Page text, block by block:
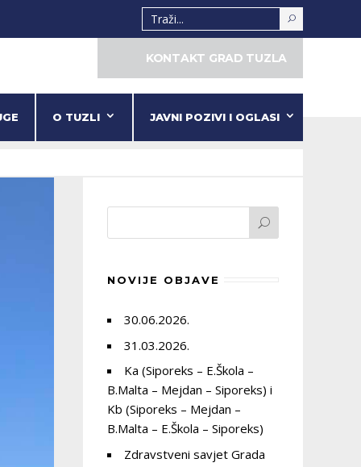
KONTAKT GRAD TUZLA
O TUZLI JAVNI POZIVI I OGLASI
NOVIJE OBJAVE
30.06.2026.
31.03.2026.
Ka (Siporeks – E.Škola –
B.Malta – Mejdan – Siporeks) i
Kb (Siporeks – Mejdan –
B.Malta – E.Škola – Siporeks)
Zdravstveni savjet Grada